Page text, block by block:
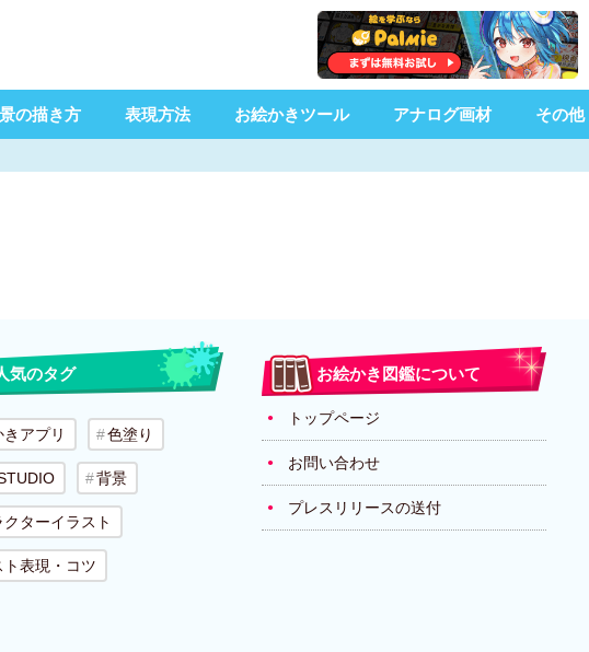
の描き方 表現方法 お絵かきツール アナログ画材 その他
気のタグ
アプリ 色塗り
背景
ターイラスト
ト表現・コツ
お絵かき図鑑について
トップページ
お問い合わせ
プレスリリースの送付